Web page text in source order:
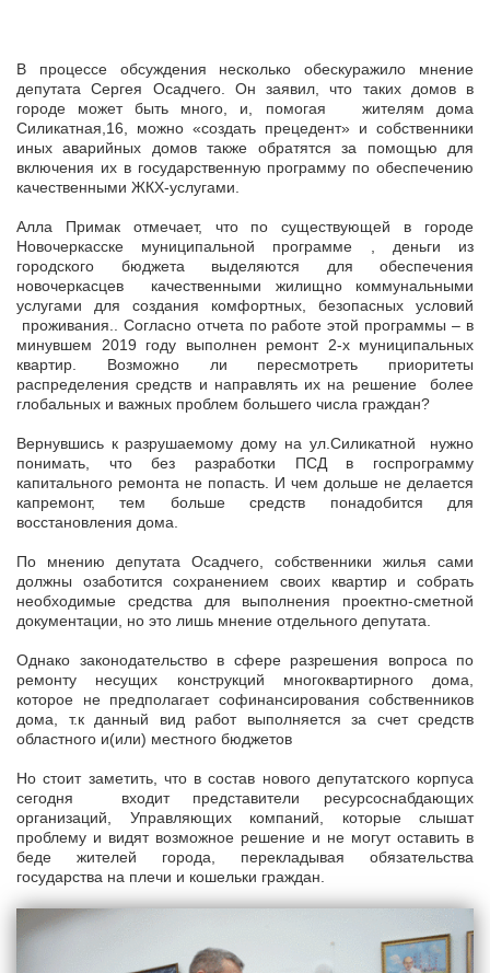
В процессе обсуждения несколько обескуражило мнение
депутата Сергея Осадчего. Он заявил, что таких домов в
городе может быть много, и, помогая жителям дома
Силикатная,16, можно «создать прецедент» и собственники
иных аварийных домов также обратятся за помощью для
включения их в государственную программу по обеспечению
качественными ЖКХ-услугами.
Алла Примак отмечает, что по существующей в городе
Новочеркасске муниципальной программе , деньги из
городского бюджета выделяются для обеспечения
новочеркасцев качественными жилищно коммунальными
услугами для создания комфортных, безопасных условий
проживания.. Согласно отчета по работе этой программы – в
минувшем 2019 году выполнен ремонт 2-х муниципальных
квартир. Возможно ли пересмотреть приоритеты
распределения средств и направлять их на решение более
глобальных и важных проблем большего числа граждан?
Вернувшись к разрушаемому дому на ул.Силикатной нужно
понимать, что без разработки ПСД в госпрограмму
капитального ремонта не попасть. И чем дольше не делается
капремонт, тем больше средств понадобится для
восстановления дома.
По мнению депутата Осадчего, собственники жилья сами
должны озаботится сохранением своих квартир и собрать
необходимые средства для выполнения проектно-сметной
документации, но это лишь мнение отдельного депутата.
Однако законодательство в сфере разрешения вопроса по
ремонту несущих конструкций многоквартирного дома,
которое не предполагает софинансирования собственников
дома, т.к данный вид работ выполняется за счет средств
областного и(или) местного бюджетов
Но стоит заметить, что в состав нового депутатского корпуса
сегодня входит представители ресурсоснабдающих
организаций, Управляющих компаний, которые слышат
проблему и видят возможное решение и не могут оставить в
беде жителей города, перекладывая обязательства
государства на плечи и кошельки граждан.